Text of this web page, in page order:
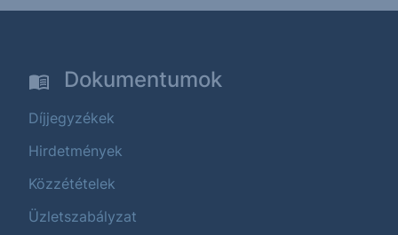
Dokumentumok
Díjjegyzékek
Hirdetmények
Közzétételek
Üzletszabályzat